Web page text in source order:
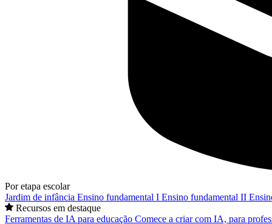
Por etapa escolar
Jardim de infância Ensino fundamental I Ensino fundamental II
Recursos em destaque
Ferramentas de IA para educação Comece a criar com IA, para